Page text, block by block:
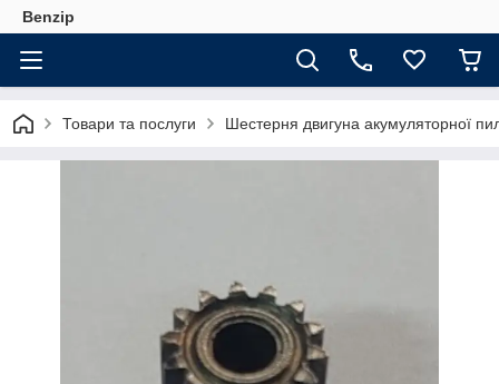
Benzip
Товари та послуги Шестерня двигуна акумуляторної